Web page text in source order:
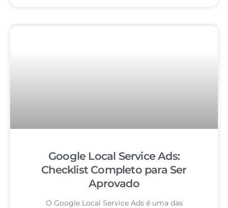
Google Local Service Ads:
Checklist Completo para Ser
Aprovado
O Google Local Service Ads é uma das